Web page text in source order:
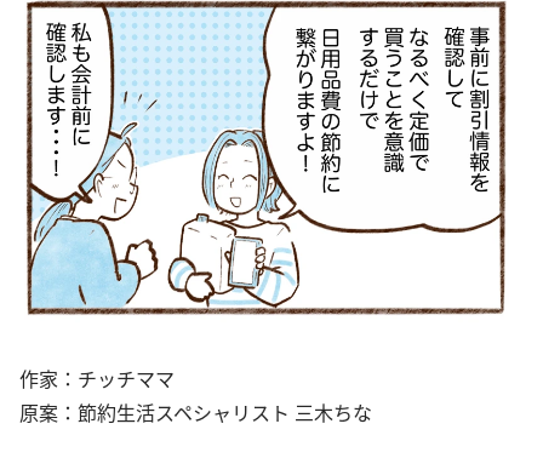
作家：チッチママ
原案：節約生活スペシャリスト 三木ちな